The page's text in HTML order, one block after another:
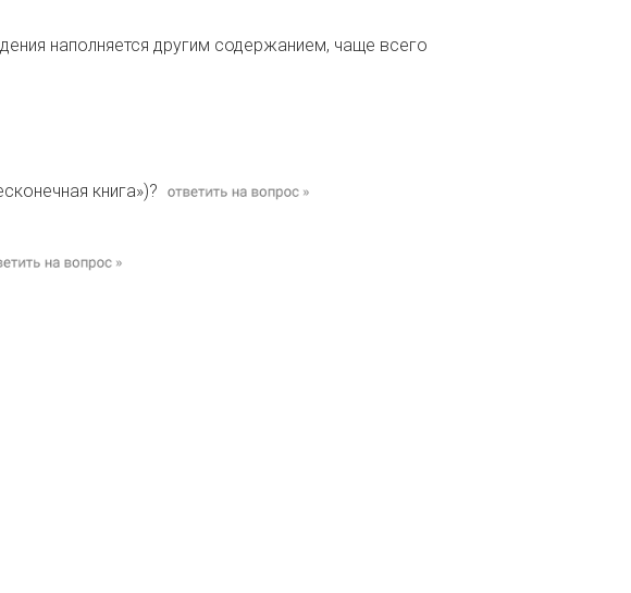
наполняется другим содержанием, чаще всего
книга»)?